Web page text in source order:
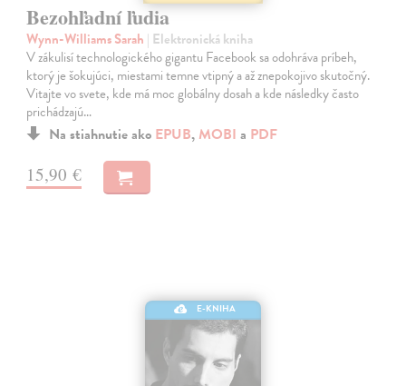
Bezohľadní ľudia
Wynn-Williams Sarah | Elektronická kniha
V zákulisí technologického gigantu Facebook sa odohráva príbeh,
ktorý je šokujúci, miestami temne vtipný a až znepokojivo skutočný.
Vitajte vo svete, kde má moc globálny dosah a kde následky často
prichádzajú…
Na stiahnutie ako EPUB, MOBI a PDF
15,90 €
E-KNIHA